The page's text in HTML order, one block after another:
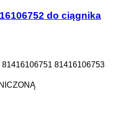
do ciągnika
81416106753